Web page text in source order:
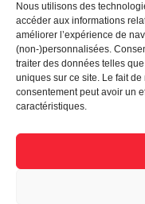
Nous utilisons des
accéder aux informations
améliorer l’expérience de
(non-)personnalisées.
traiter des données telles
uniques sur ce site. Le fait
consentement peut avoir un
caractéristiques.
Communiqués
Administration
Propulsé